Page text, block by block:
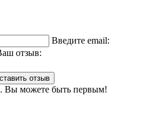
Введите email:
отзыв:
отзыв
Вы можете быть первым!